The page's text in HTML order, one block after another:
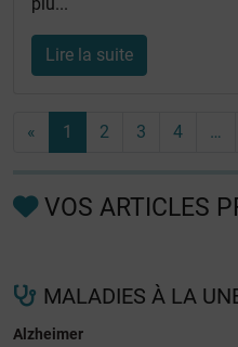
Lire la suite
« 1 2 3 4 …
VOS ARTICLES
MALADIES À LA
Alzheimer